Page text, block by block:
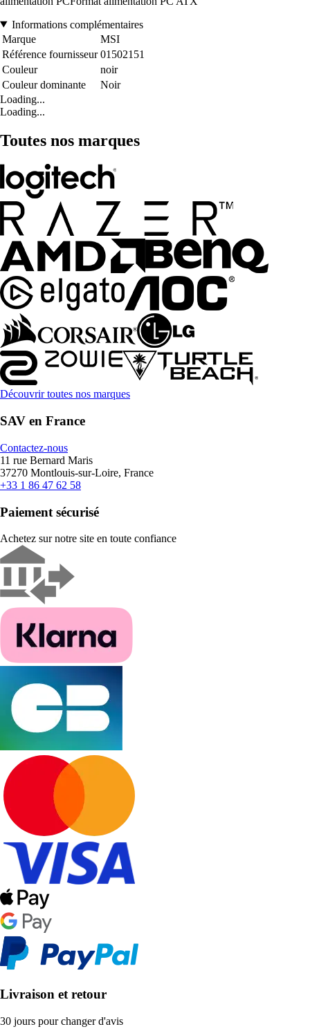
Informations complémentaires
Marque
MSI
Référence fournisseur 01502151
Couleur
noir
Couleur dominante
Noir
Loading...
Loading...
Toutes nos marques
Découvrir toutes nos marques
SAV en France
Contactez-nous
11 rue Bernard Maris
37270 Montlouis-sur-Loire, France
+33 1 86 47 62 58
Paiement sécurisé
Achetez sur notre site en toute confiance
Livraison et retour
30 jours pour changer d'avis